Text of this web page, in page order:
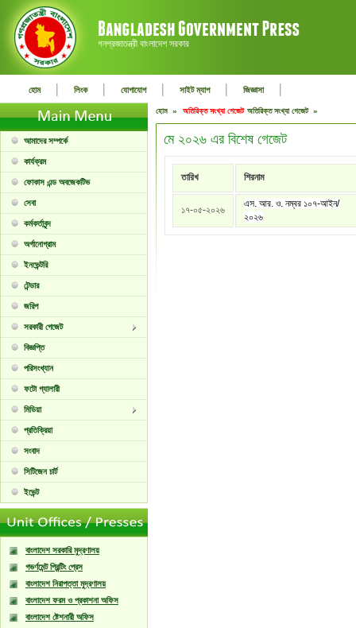
গনপ্রজাতন্ত্রী বাংলাদেশ সরকার
হোম | লিংক | যোগাযোগ | সাইট ম্যাপ | জিজ্ঞাসা |
আমাদের সম্পর্কে
কার্যক্রম
ফোকাস এন্ড অবজেকটিভ
সেবা
কর্মকর্তাবৃন্দ
অর্গানোগ্রাম
ইনভেন্টরি
টেন্ডার
জরিপ
সরকারী গেজেট
বিজ্ঞপ্তি
পরিসংখ্যান
ফটো গ্যালারী
মিডিয়া
প্রতিক্রিয়া
সংবাদ
সিটিজেন চার্ট
ইভেন্ট
বাংলাদেশ সরকারি মুদ্রণালয়
গভর্ণমেন্ট প্রিন্টিং প্রেস
বাংলাদেশ নিরাপত্তা মুদ্রণালয়
বাংলাদেশ ফরম ও প্রকাশনা অফিস
বাংলাদেশ ষ্টেশনারী অফিস
হোম » অতিরিক্ত সংখ্যা গেজেট অতিরিক্ত সংখ্যা গেজেট »
মে ২০২৬ এর বিশেষ গেজেট
তারিখ শিরনাম
১৭-০৫-২০২৬
এস. আর. ও. নম্বর ১০৭-আইন/
২০২৬